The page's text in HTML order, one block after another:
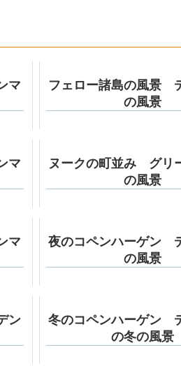
マ
フェロー諸島の風景
の風景
マ
ヌークの町並み グリ
の風景
マ
夜のコペンハーゲン
の風景
ン
冬のコペンハーゲン
の冬の風景